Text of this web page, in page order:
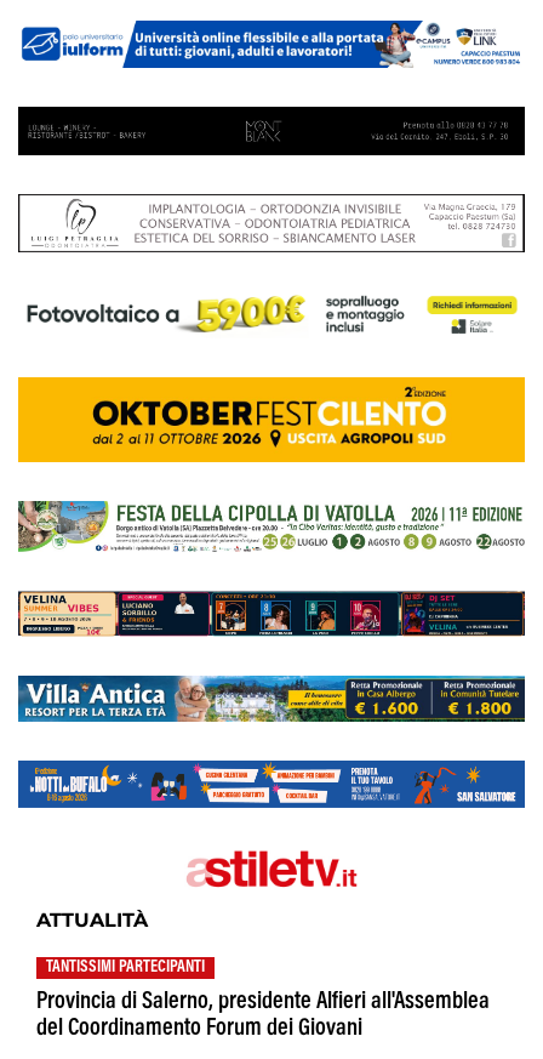
ATTUALITÀ
TANTISSIMI PARTECIPANTI
Provincia di Salerno, presidente Alfieri all'Assemblea
del Coordinamento Forum dei Giovani